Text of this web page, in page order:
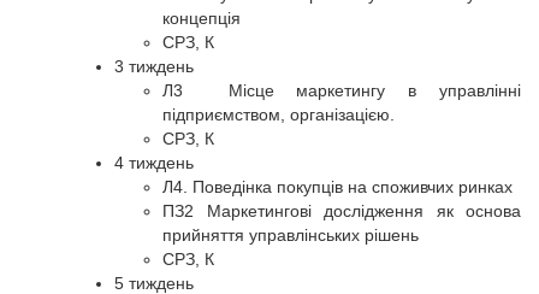
концепція
СРЗ, К
3 тиждень
Л3 Місце маркетингу в управлінні
підприємством, організацією.
СРЗ, К
4 тиждень
Л4. Поведінка покупців на споживчих ринках
ПЗ2 Маркетингові дослідження як основа
прийняття управлінських рішень
СРЗ, К
5 тиждень